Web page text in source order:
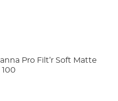
Pro Filt’r Soft Matte